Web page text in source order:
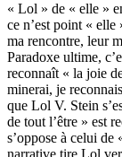
« Lol » de « elle »
ce n’est point «
ma rencontre, leur
Paradoxe ultime,
reconnaît « la joie
minerai, je
que Lol V. Stein
de tout l’être » est
s’oppose à celui